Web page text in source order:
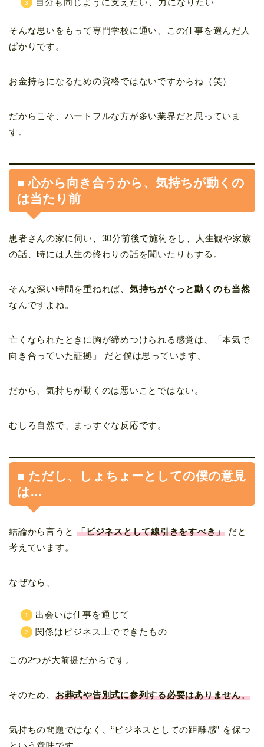
自分も同じように支えたい、力になりたい
そんな思いをもって専門学校に通い、この仕事を選んだ人
ばかりです。
お金持ちになるための資格ではないですからね（笑）
だからこそ、ハートフルな方が多い業界だと思っていま
す。
■ 心から向き合うから、気持ちが動くの
は当たり前
患者さんの家に伺い、30分前後で施術をし、人生観や家族
の話、時には人生の終わりの話を聞いたりもする。
そんな深い時間を重ねれば、 気持ちがぐっと動くのも当然
なんですよね。
亡くなられたときに胸が締めつけられる感覚は、「本気で
向き合っていた証拠」 だと僕は思っています。
だから、気持ちが動くのは悪いことではない。
むしろ自然で、まっすぐな反応です。
■ ただし、しょちょーとしての僕の意見
は…
結論から言うと「ビジネスとして線引きをすべき」 だと
考えています。
なぜなら、
出会いは仕事を通じて
関係はビジネス上でできたもの
この2つが大前提だからです。
そのため、 お葬式や告別式に参列する必要はありません。
気持ちの問題ではなく、“ビジネスとしての距離感” を保つ